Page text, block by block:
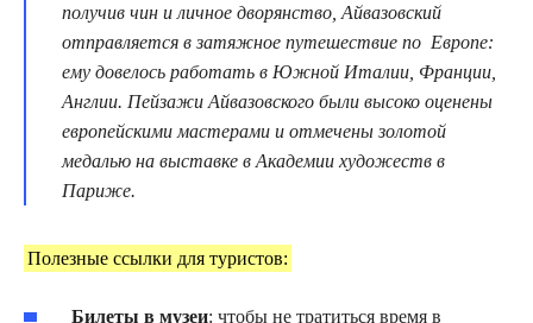
получив чин и личное дворянство, Айвазовский
отправляется в затяжное путешествие по Европе:
ему довелось работать в Южной Италии, Франции,
Англии. Пейзажи Айвазовского были высоко оценены
европейскими мастерами и отмечены золотой
медалью на выставке в Академии художеств в
Париже.
Полезные ссылки для туристов:
Билеты в музеи: чтобы не тратиться время в